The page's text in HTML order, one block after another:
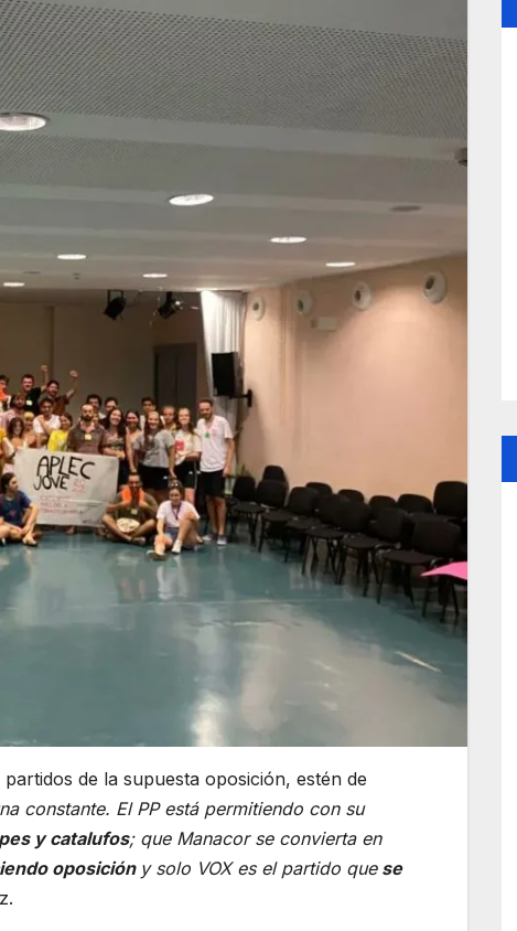
de la supuesta oposición, estén de
constante. El PP está permitiendo con su
y catalufos; que Manacor se convierta en
oposición y solo VOX es el partido quese